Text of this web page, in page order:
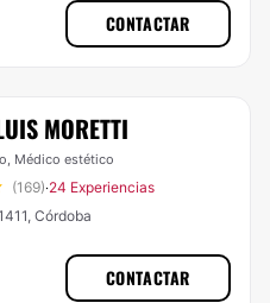
CONTACTAR
MORETTI
Médico estético
(169)·24 Experiencias
Córdoba
CONTACTAR